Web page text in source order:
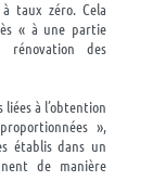
à taux zéro. Cela
« à une partie
des
liées à l’obtention
»,
établis dans un
de manière